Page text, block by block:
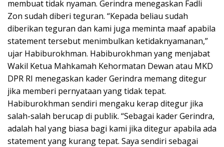
membuat tidak nyaman. Gerindra menegaskan Fadli
Zon sudah diberi teguran. “Kepada beliau sudah
diberikan teguran dan kami juga meminta maaf apabila
statement tersebut menimbulkan ketidaknyamanan,”
ujar Habiburokhman. Habiburokhman yang menjabat
Wakil Ketua Mahkamah Kehormatan Dewan atau MKD
DPR RI menegaskan kader Gerindra memang ditegur
jika memberi pernyataan yang tidak tepat.
Habiburokhman sendiri mengaku kerap ditegur jika
salah-salah berucap di publik. “Sebagai kader Gerindra,
adalah hal yang biasa bagi kami jika ditegur apabila ada
statement yang kurang tepat. Saya sendiri sebagai